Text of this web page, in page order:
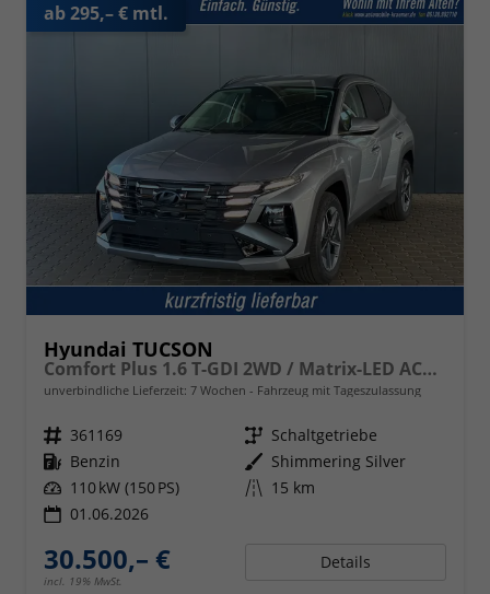
ab 295,– € mtl.
Hyundai TUCSON
Comfort Plus 1.6 T-GDI 2WD / Matrix-LED ACC Shz vo+hi + Lenkradheizung Elek. Heck Alu 18"
unverbindliche Lieferzeit: 7 Wochen Fahrzeug mit Tageszulassung
Fahrzeugnr. 361169 Getriebe Schaltgetriebe
Kraftstoff Benzin Außenfarbe Shimmering Silver
Leistung 110 kW (150 PS) Kilometerstand 15 km
01.06.2026
30.500,– €
incl. 19% MwSt.
Details